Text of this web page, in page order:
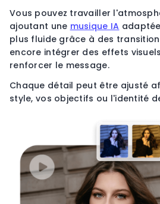
Vous pouvez travailler
ajoutant une musique IA
plus fluide grâce à des
encore intégrer des effets
renforcer le message.
Chaque détail peut être ajusté
style, vos objectifs ou l'identité